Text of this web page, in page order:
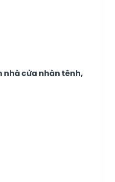
nhà cửa nhàn tênh,